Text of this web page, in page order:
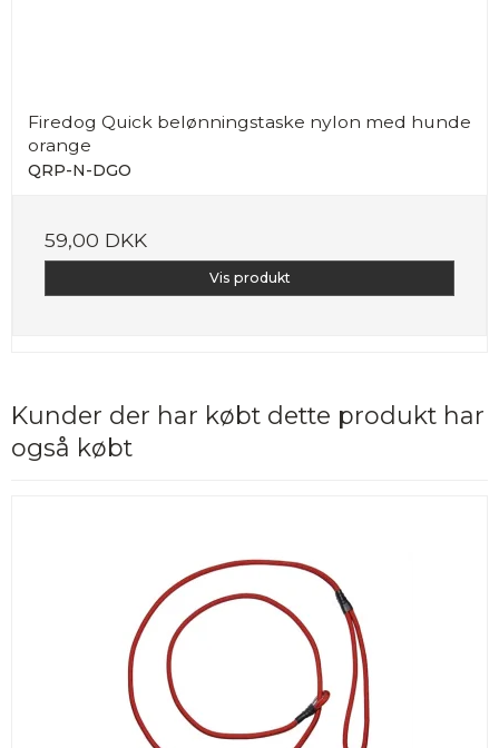
Firedog Quick belønningstaske nylon med hunde
orange
QRP-N-DGO
59,00 DKK
Vis produkt
Kunder der har købt dette produkt har
også købt